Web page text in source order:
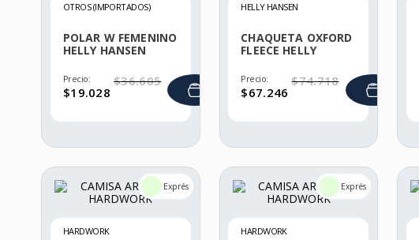
OTROS (IMPORTADOS)
POLAR W FEMENINO
HELLY HANSEN
Precio:
$19.028
$36.605
HELLY HANSEN
CHAQUETA OXFORD
FLEECE HELLY
Precio:
$67.246
$74.718
HARDWORK HARDWORK